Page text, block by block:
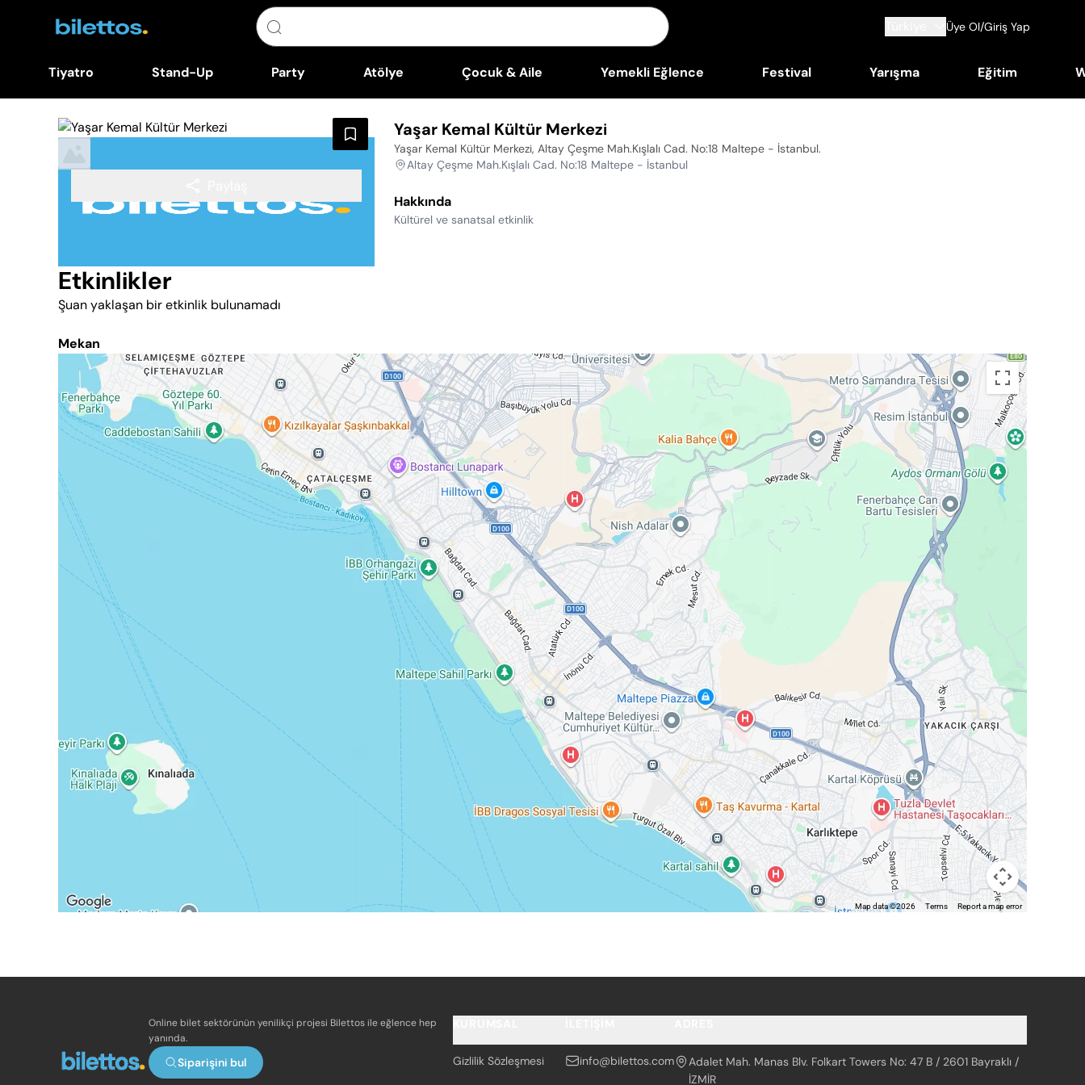
Üye Ol/Giriş Yap
Tiyatro Stand-Up Party Atölye Çocuk & Aile Yemekli Eğlence Festival Yarışma Eğitim
Yaşar Kemal Kültür Merkezi
Yaşar Kemal Kültür Merkezi, Altay Çeşme Mah.Kışlalı Cad. No:18 Maltepe - İstanbul.
Altay Çeşme Mah.Kışlalı Cad. No:18 Maltepe - İstanbul
Etkinlikler
Şuan yaklaşan bir etkinlik bulunamadı
Hakkında
Kültürel ve sanatsal etkinlik
Mekan
Map data ©2026 Terms Report a map error
Online bilet sektörünün yenilikçi projesi Bilettos ile eğlence hep
yanında.
Siparişini bul Gizlilik Sözleşmesi info@bilettos.com
Adalet Mah. Manas Blv. Folkart Towers No: 47 B / 2601 Bayraklı /
İZMİR